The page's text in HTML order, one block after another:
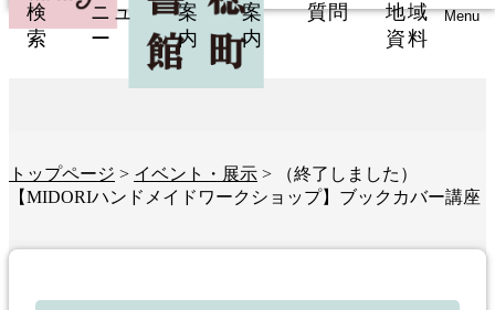
検
索
ニュ
ー
案
内
案
内
質問
地域
資料
Menu
トップページ > イベント・展示 > （終了しました）
【MIDORIハンドメイドワークショップ】ブックカバー講座